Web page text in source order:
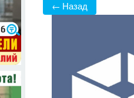
← Назад